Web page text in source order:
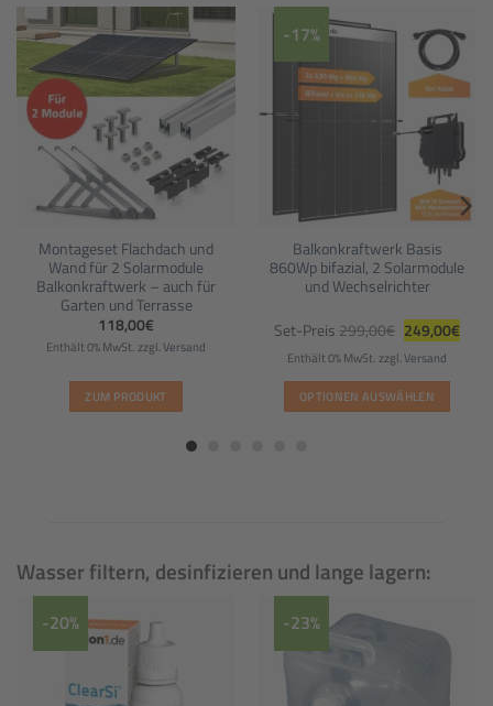
Montageset Flachdach und
Wand für 2 Solarmodule
Balkonkraftwerk – auch für
Garten und Terrasse
118,00€
Enthält 0% MwSt.zzgl.Versand
ZUM PRODUKT
-17%
Balkonkraftwerk Basis
860Wp bifazial, 2 Solarmodule
und Wechselrichter
Set-Preis 299,00€ Preis
war:
299,00€
249,00€Preis
Enthält 0% MwSt.zzgl.Versand
OPTIONEN AUSWÄHLEN
Wasser filtern, desinfizieren und lange lagern:
-20% -23%